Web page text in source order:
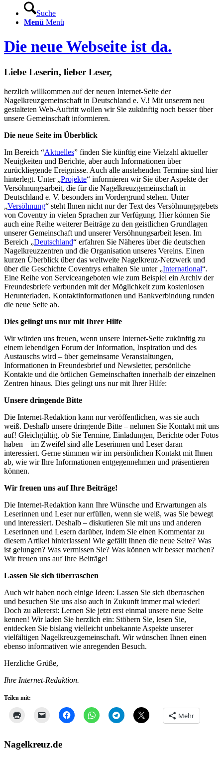
Suche
Menü Menü
Die neue Webseite ist da.
Liebe Leserin, lieber Leser,
herzlich willkommen auf der neuen Internet-Seite der
Nagelkreuzgemeinschaft in Deutschland e. V.! Mit unserem neu
gestalteten Web-Auftritt wollen wir Sie zukünftig noch besser über
unsere Gemeinschaft informieren.
Die neue Seite im Überblick
Im Bereich “Aktuelles” finden Sie künftig eine Vielzahl aktueller
Neuigkeiten und Berichte, aber auch Informationen über
zurückliegende Ereignisse. Auch alle anstehenden Termine sind hier
hinterlegt. Unter „Projekte“ informieren wir Sie über Aspekte der
Versöhnungsarbeit, die für die Nagelkreuzgemeinschaft in
Deutschland e. V. besonders im Vordergrund stehen. Unter
„Versöhnung“ steht Ihnen nicht nur der Text des Versöhnungsgebets
von Coventry in vielen Sprachen zur Verfügung. Hier können Sie
auch eine Reihe weiterer Beiträge zu den geistlichen Grundlagen
unserer Gemeinschaft und unserer Versöhnungsarbeit lesen. Im
Bereich „Deutschland“ erfahren Sie Näheres über die deutschen
Nagelkreuzzentren und die Organisation unseres Vereins. Einen
kurzen Überblick über das weltweite Nagelkreuz-Netzwerk und
über die Geschichte Coventrys erhalten Sie unter „International“.
Eine Reihe von Serviceangeboten wie zum Beispiel ein Archiv der
Freundesbriefe verbunden mit der Möglichkeit zum kostenlosen
Herunterladen, Kontaktinformationen und Bankverbindung runden
die neue Seite ab.
Dies gelingt uns nur mit Ihrer Hilfe
Wir würden uns freuen, wenn unsere Internet-Seite zukünftig zu
einem lebendigen Forum der Information, Inspiration und des
Austauschs wird – über gemeinsame Veranstaltungen,
Informationen in Freundesbrief und Newsletter, persönliche
Kontakte und die örtlichen Gemeinschaften innerhalb der einzelnen
Zentren hinaus. Dies gelingt uns nur mit Ihrer Hilfe:
Unsere dringende Bitte
Die Internet-Redaktion kann nur veröffentlichen, was sie auch
weiß. Deshalb unsere dringende Bitte – nehmen Sie Kontakt mit uns
auf! Gleichgültig, ob Sie Termine, Einladungen, Berichte oder Fotos
haben – im Zweifel sind alle Leserinnen und Leser daran
interessiert. Gerne stimmen wir im persönlichen Kontakt mit Ihnen
ab, wie wir Ihre Informationen entgegennehmen und präsentieren
können.
Wir freuen uns auf Ihre Beiträge!
Die Internet-Redaktion kann Ihre Wünsche und Erwartungen als
Leserinnen und Leser nur erfüllen, wenn sie weiß, was Sie bewegt
und interessiert. Deshalb – diskutieren Sie mit uns und anderen
Leserinnen und Lesern darüber, indem Sie einen Kommentar zu
diesem Artikel hinterlassen! Wie gefällt Ihnen die neue Seite? Was
ist gelungen? Was vermissen Sie? Was können wir besser machen?
Wir freuen uns auf Ihre Beiträge!
Lassen Sie sich überraschen
Auch wir haben noch einige Ideen: Lassen Sie sich überraschen
und besuchen Sie uns also auch in Zukunft immer mal wieder!
Doch zu allererst: Lernen Sie jetzt erst einmal unsere neue Seite
kennen! Wir laden Sie herzlich ein: Stöbern Sie, lesen Sie,
entdecken Sie bislang vielleicht unbekannte Aspekte unserer
vielfältigen Nagelkreuzgemeinschaft. Wir wünschen Ihnen einen
ebenso informativen wie anregenden Besuch.
Herzliche Grüße,
Ihre Internet-Redaktion.
Teilen mit:
Mehr
Nagelkreuz.de